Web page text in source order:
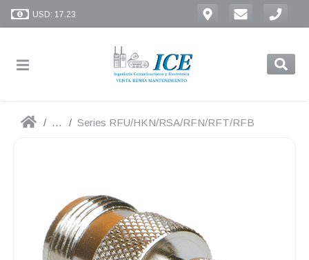
USD: 17.23
... Series RFU/HKN/RSA/RFN/RFT/RFB